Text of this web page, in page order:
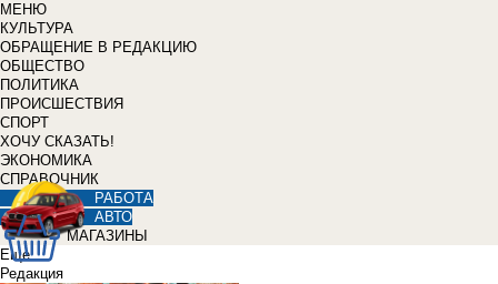
МЕНЮ
КУЛЬТУРА
ОБРАЩЕНИЕ В РЕДАКЦИЮ
ОБЩЕСТВО
ПОЛИТИКА
ПРОИСШЕСТВИЯ
СПОРТ
ХОЧУ СКАЗАТЬ!
ЭКОНОМИКА
СПРАВОЧНИК
РАБОТА
АВТО
МАГАЗИНЫ
Еще
Редакция